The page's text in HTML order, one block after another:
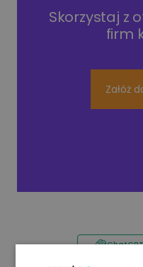
Skorzystaj z
firm
Załóż
ChatGPT